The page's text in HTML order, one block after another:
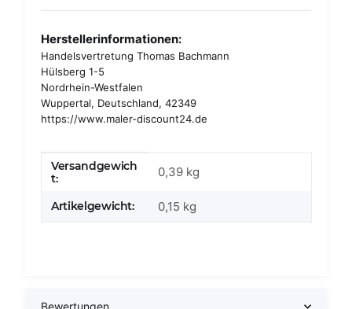
Herstellerinformationen:
Handelsvertretung Thomas Bachmann
Hülsberg 1-5
Nordrhein-Westfalen
Wuppertal, Deutschland, 42349
https://www.maler-discount24.de
Produkteigenschaft
Wert
Versandgewich
t:
0,39 kg
Artikelgewicht: 0,15 kg